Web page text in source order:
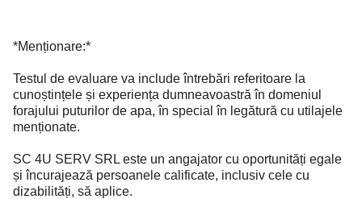
*Menționare:*
Testul de evaluare va include întrebări referitoare la
cunoștințele și experiența dumneavoastră în domeniul
forajului puturilor de apa, în special în legătură cu utilajele
menționate.
SC 4U SERV SRL este un angajator cu oportunități egale
și încurajează persoanele calificate, inclusiv cele cu
dizabilități, să aplice.